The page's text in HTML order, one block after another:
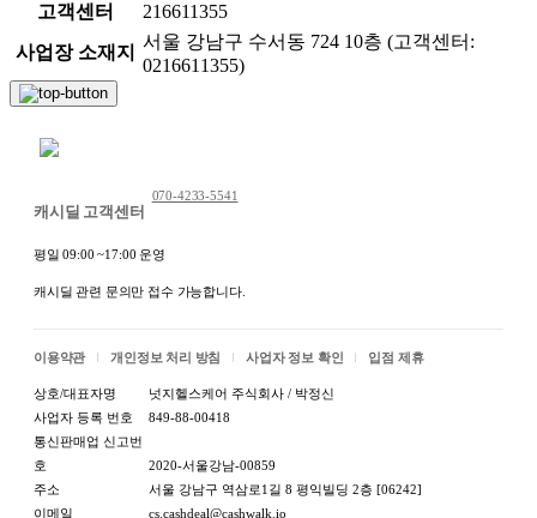
고객센터
216611355
사업장 소재지
서울 강남구 수서동 724 10층 (고객센터:
0216611355)
캐시딜 고객센터
070-4233-5541
평일 09:00 ~17:00 운영
캐시딜 관련 문의만 접수 가능합니다.
이용약관 개인정보 처리 방침 사업자 정보 확인 입점 제휴
상호/대표자명
넛지헬스케어 주식회사 / 박정신
사업자 등록 번호
849-88-00418
통신판매업 신고번
호
2020-서울강남-00859
주소
서울 강남구 역삼로1길 8 평익빌딩 2층 [06242]
이메일
cs.cashdeal@cashwalk.io